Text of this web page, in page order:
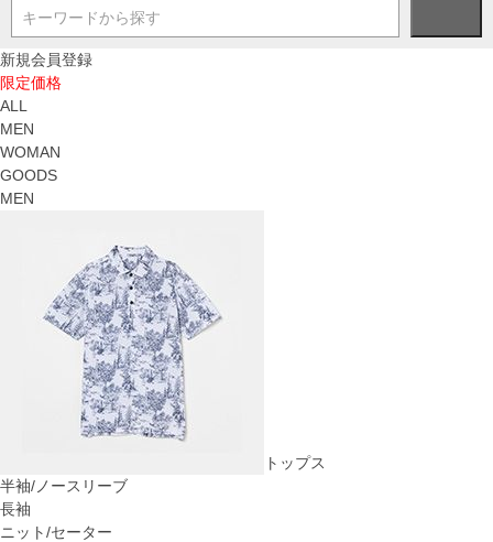
キーワードから探す
新規会員登録
限定価格
ALL
MEN
WOMAN
GOODS
MEN
トップス
半袖/ノースリーブ
長袖
ニット/セーター